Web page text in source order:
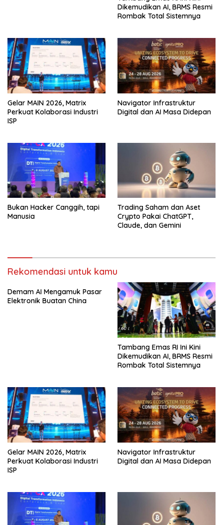
Dikemudikan AI, BRMS Resmi
Rombak Total Sistemnya
Gelar MAIN 2026, Matrix
Perkuat Kolaborasi Industri
ISP
Navigator Infrastruktur
Digital dan AI Masa Didepan
Bukan Hacker Canggih, tapi
Manusia
Trading Saham dan Aset
Crypto Pakai ChatGPT,
Claude, dan Gemini
Rekomendasi untuk kamu
Demam AI Mengamuk Pasar
Elektronik Buatan China
Tambang Emas RI Ini Kini
Dikemudikan AI, BRMS Resmi
Rombak Total Sistemnya
Gelar MAIN 2026, Matrix
Perkuat Kolaborasi Industri
ISP
Navigator Infrastruktur
Digital dan AI Masa Didepan